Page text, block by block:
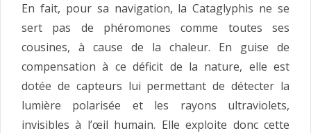
En fait, pour sa navigation, la Cataglyphis ne se
sert pas de phéromones comme toutes ses
cousines, à cause de la chaleur. En guise de
compensation à ce déficit de la nature, elle est
dotée de capteurs lui permettant de détecter la
lumière polarisée et les rayons ultraviolets,
invisibles à l’œil humain. Elle exploite donc cette